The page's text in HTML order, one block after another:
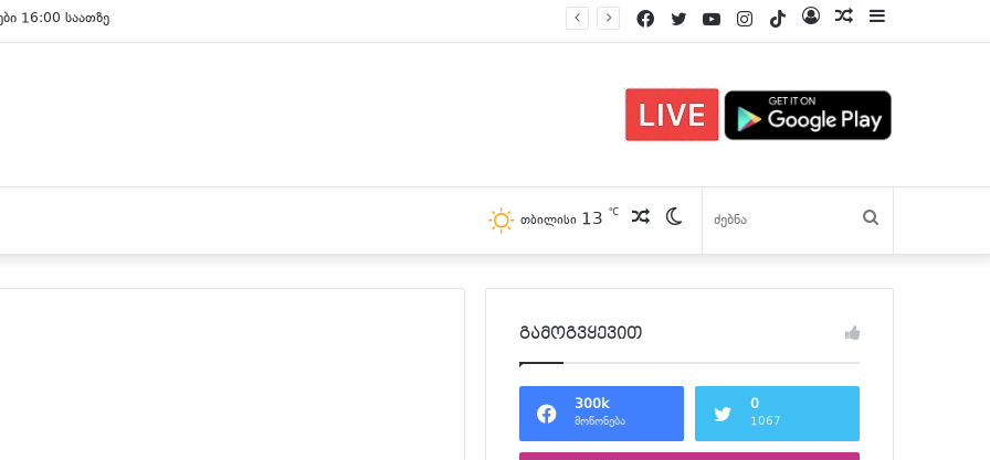
16:00 საათზე პოსტები
Log
TikTok
Instagram
YouTube
Twitter
Facebook
Switch
skin
პოსტები
თბილისი 13 ℃
გამოგვყევით
300k
მოწონება
0
1067